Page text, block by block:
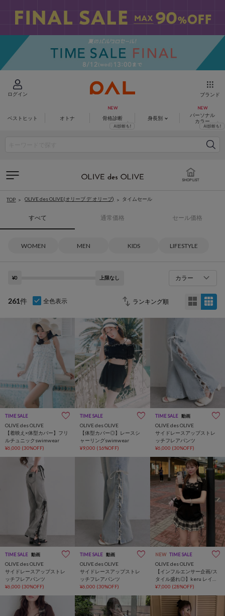
ログイン ブランド
ベストヒット オトナ 骨格診断 身長別
パーソナル
カラー
TOP OLIVE des OLIVE(オリーブ デ オリーブ) タイムセール
すべて 通常価格 セール価格
WOMEN MEN KIDS LIFESTYLE
¥0 上限なし カラー
261件 全色表示
TIME SALE
OLIVE des OLIVE
【着映え×体型カバー】フリ
ルチュニックswimwear
¥6,000 (30%OFF)
TIME SALE
OLIVE des OLIVE
【体型カバー◎】レースシ
ャーリングswimwear
¥9,000 (16%OFF)
TIME SALE 動画
OLIVE des OLIVE
サイドレースアップストレ
ッチフレアパンツ
¥6,000 (30%OFF)
TIME SALE 動画
OLIVE des OLIVE
サイドレースアップストレ
ッチフレアパンツ
¥6,000 (30%OFF)
TIME SALE 動画
OLIVE des OLIVE
サイドレースアップストレ
ッチフレアパンツ
¥6,000 (30%OFF)
NEW TIME SALE
OLIVE des OLIVE
【インフルエンサー企画/ス
タイル盛れ◎】keru レイヤ
ード風着痩せミニワンピ
¥7,000 (28%OFF)